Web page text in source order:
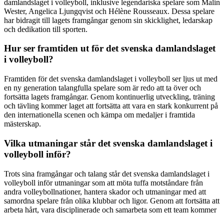
damlandslaget i volleyboll, inklusive legendariska spelare som Malin
Wester, Angelica Ljungqvist och Hélène Rousseaux. Dessa spelare
har bidragit till lagets framgångar genom sin skicklighet, ledarskap
och dedikation till sporten.
Hur ser framtiden ut för det svenska damlandslaget
i volleyboll?
Framtiden för det svenska damlandslaget i volleyboll ser ljus ut med
en ny generation talangfulla spelare som är redo att ta över och
fortsätta lagets framgångar. Genom kontinuerlig utveckling, träning
och tävling kommer laget att fortsätta att vara en stark konkurrent på
den internationella scenen och kämpa om medaljer i framtida
mästerskap.
Vilka utmaningar står det svenska damlandslaget i
volleyboll inför?
Trots sina framgångar och talang står det svenska damlandslaget i
volleyboll inför utmaningar som att möta tuffa motståndare från
andra volleybollnationer, hantera skador och utmaningar med att
samordna spelare från olika klubbar och ligor. Genom att fortsätta att
arbeta hårt, vara disciplinerade och samarbeta som ett team kommer